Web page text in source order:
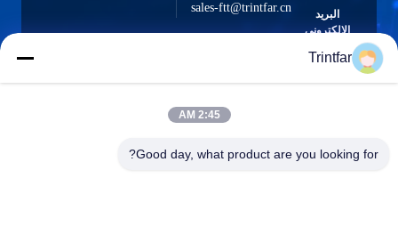
البريد
الإلكتروني
sales-ftt@trintfar.cn
Trintfar
2:45 AM
Good day, what product are you looking for?